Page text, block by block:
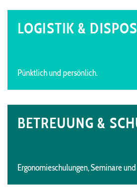
LOGISTIK &
Pünktlich und persönlich.
BETREUUNG &
Ergonomieschulungen, Seminare